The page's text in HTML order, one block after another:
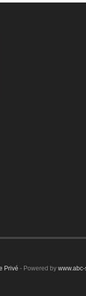
Privé - Powered by